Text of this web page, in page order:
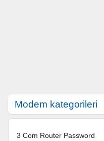
Modem kategorileri
3 Com Router Password